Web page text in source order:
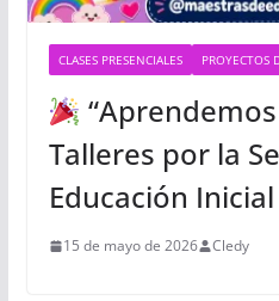
CLASES PRESENCIALES PROYECTOS
Talleres por la
Educación Inicial
15 de mayo de 2026 Cledy